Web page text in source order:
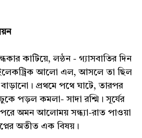
কাটিয়ে, লন্ঠন - গ্যাসবাতির দিন
ইলেকট্রিক আলো এল, আসলে তা ছিল
প্রথমে পথে ঘাটে, তারপর
পড়ল কমলা- সাদা রশ্মি। সূর্যের
অমন আলোময় সন্ধ্যা-রাত পাওয়া
অতীত এক বিষয়।